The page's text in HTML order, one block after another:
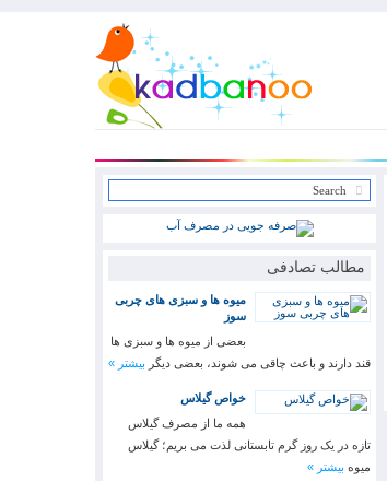
مطالب تصادفی
میوه ها و سبزی های چربی
سوز
بعضی از میوه ها و سبزی ها
قند دارند و باعث چاقی می شوند، بعضی دیگر بیشتر »
خواص گیلاس
همه ما از مصرف گیلاس
تازه در یک روز گرم تابستانی لذت می‏ بریم؛ گیلاس
میوه بیشتر »